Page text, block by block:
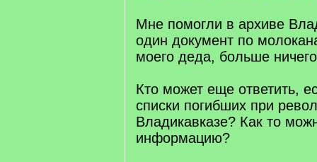
Мне помогли в архиве
один документ по
моего деда, больше
Кто может еще ответить,
списки погибших при
Владикавказе? Как то
информацию?